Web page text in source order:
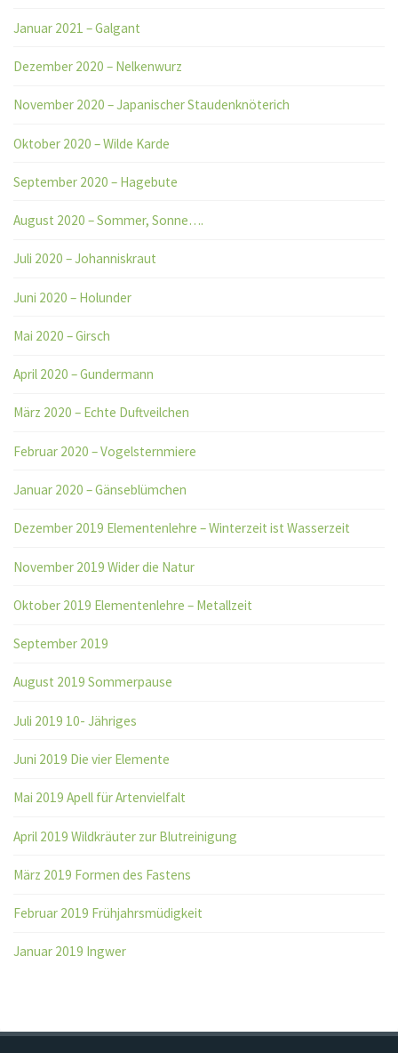
Januar 2021 – Galgant
Dezember 2020 – Nelkenwurz
November 2020 – Japanischer Staudenknöterich
Oktober 2020 – Wilde Karde
September 2020 – Hagebute
August 2020 – Sommer, Sonne….
Juli 2020 – Johanniskraut
Juni 2020 – Holunder
Mai 2020 – Girsch
April 2020 – Gundermann
März 2020 – Echte Duftveilchen
Februar 2020 – Vogelsternmiere
Januar 2020 – Gänseblümchen
Dezember 2019 Elementenlehre – Winterzeit ist Wasserzeit
November 2019 Wider die Natur
Oktober 2019 Elementenlehre – Metallzeit
September 2019
August 2019 Sommerpause
Juli 2019 10- Jähriges
Juni 2019 Die vier Elemente
Mai 2019 Apell für Artenvielfalt
April 2019 Wildkräuter zur Blutreinigung
März 2019 Formen des Fastens
Februar 2019 Frühjahrsmüdigkeit
Januar 2019 Ingwer